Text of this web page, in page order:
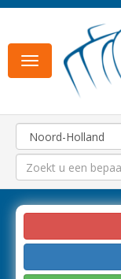
Toggle
navigation